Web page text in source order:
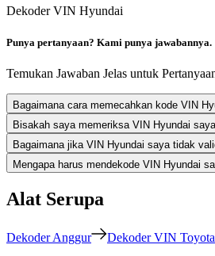
Dekoder VIN Hyundai
Punya pertanyaan? Kami punya jawabannya.
Temukan Jawaban Jelas untuk
Bagaimana cara memecahkan kode VIN
Bisakah saya memeriksa VIN Hyundai
Bagaimana jika VIN Hyundai saya tidak
Mengapa harus mendekode VIN Hyundai
Alat Serupa
Dekoder Anggur Dekoder VIN Toyota